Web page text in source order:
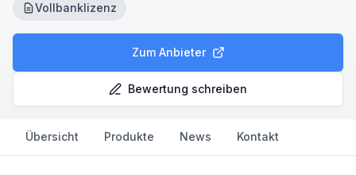
Vollbanklizenz
Zum Anbieter
Bewertung schreiben
Übersicht Produkte News Kontakt